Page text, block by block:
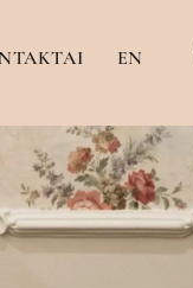
EN